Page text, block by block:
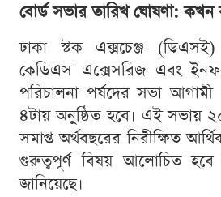
বোর্ড সভার তারিখ ঘোষণা: কখন
ঢাকা স্টক এক্সচেঞ্জ
কেডিএস এক্সেসরিজ এবং
পরিচালনা পর্ষদের সভা
৪টায় অনুষ্ঠিত হবে। এই সভায়
সমাপ্ত অর্থবছরের নিরীক্ষিত
গুরুত্বপূর্ণ বিষয় আলোচিত
জানিয়েছে।